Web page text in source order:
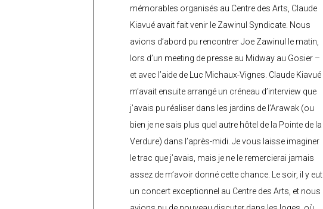
mémorables organisés au Centre des Arts, Claude
Kiavué avait fait venir le Zawinul Syndicate. Nous
avions d’abord pu rencontrer Joe Zawinul le matin,
lors d’un meeting de presse au Midway au Gosier –
et avec l’aide de Luc Michaux-Vignes. Claude Kiavué
m’avait ensuite arrangé un créneau d’interview que
j’avais pu réaliser dans les jardins de l’Arawak (ou
bien je ne sais plus quel autre hôtel de la Pointe de la
Verdure) dans l’après-midi. Je vous laisse imaginer
le trac que j’avais, mais je ne le remercierai jamais
assez de m’avoir donné cette chance. Le soir, il y eut
un concert exceptionnel au Centre des Arts, et nous